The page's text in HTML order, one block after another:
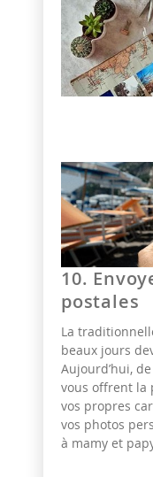
10.
postales
La
beaux jours
Aujourd’hui,
vous offrent la
vos propres
vos photos
à mamy et